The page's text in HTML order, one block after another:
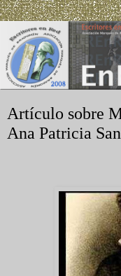
Artículo sobre
Ana Patricia